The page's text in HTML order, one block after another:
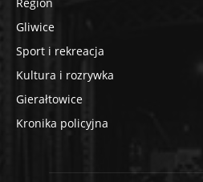
Region
Gliwice
Sport i rekreacja
Kultura i rozrywka
Gierałtowice
Kronika policyjna